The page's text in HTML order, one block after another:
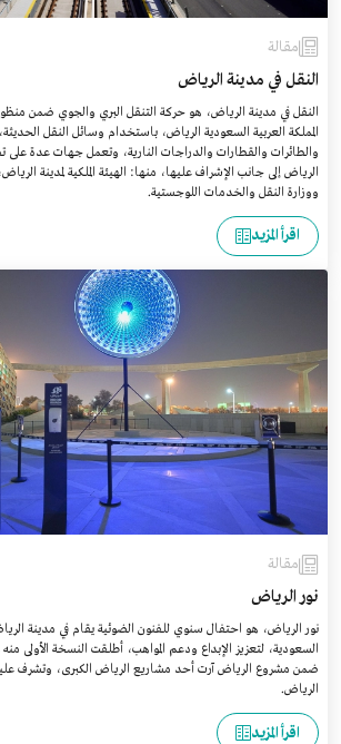
مقالة
النقل في مدينة الرياض
النقل في مدينة الرياض، هو حركة التنقل البري والجوي ضمن
المملكة العربية السعودية الرياض، باستخدام وسائل النقل
والطائرات والقطارات والدراجات النارية، وتعمل جهات عدة على
الرياض إلى جانب الإشراف عليها، منها: الهيئة الملكية لمدينة
ووزارة النقل والخدمات اللوجستية.
اقرأ المزيد
مقالة
نور الرياض
نور الرياض، هو احتفال سنوي للفنون الضوئية يقام في مدينة
ضمن مشروع الرياض آرت أحد مشاريع الرياض الكبرى، وتشرف عليه
الرياض.
اقرأ المزيد